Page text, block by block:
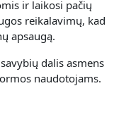
ir laikosi pačių
reikalavimų, kad
apsaugą.
dalis asmens
naudotojams.